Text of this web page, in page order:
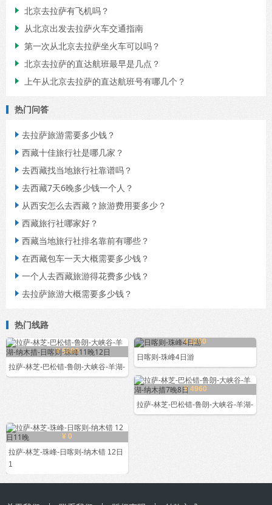
 北京去拉萨有飞机吗？
 从北京出发去拉萨火车交通指南
 第一次从北京去拉萨坐火车可以吗？
 北京去拉萨的直达航班最早是几点？
 上午从北京去拉萨的直达航班号有哪几个？
热门问答
 去拉萨旅游需要多少钱？
 西藏十佳旅行社是哪几家？
 去西藏找当地旅行社靠谱吗？
 去西藏7天6晚多少钱一个人？
 从西安怎么去西藏？旅游费用要多少？
 西藏旅行社哪家好？
 西藏当地旅行社排名靠前有哪些？
 在西藏包车一天大概需要多少钱？
 一个人去西藏旅游得花费多少钱？
 去拉萨旅游大概需要多少钱？
热门线路
¥ 5880
拉萨-林芝-巴松错-鲁朗-大峡谷-羊湖-
¥ 1160
日喀则-珠峰4日游
¥ 4960
拉萨-林芝-巴松错-鲁朗-大峡谷-羊湖-
¥ 0
拉萨-林芝-珠峰-日喀则-纳木错 12日
1